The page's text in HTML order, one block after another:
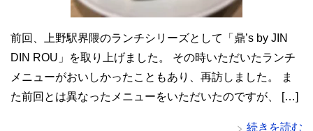
前回、上野駅界隈のランチシリーズとして「鼎’s by JIN
DIN ROU」を取り上げました。 その時いただいたランチ
メニューがおいしかったこともあり、再訪しました。 ま
た前回とは異なったメニューをいただいたのですが、 […]
続きを読む